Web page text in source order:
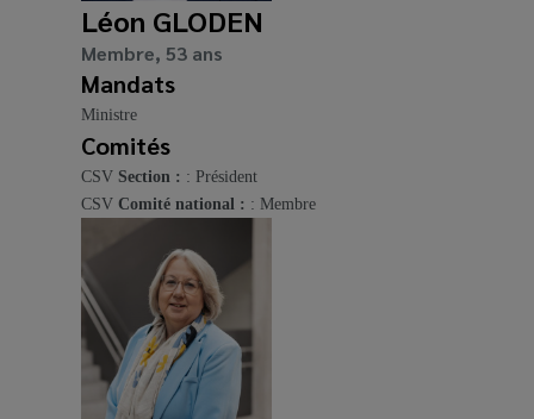
Léon GLODEN
Membre, 53 ans
Mandats
Ministre
Comités
CSV Section : : Président
CSV Comité national : : Membre